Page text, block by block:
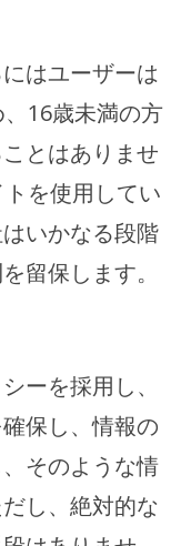
はユーザーは
16歳未満の方
とはありませ
を使用してい
いかなる段階
留保します。
ーを採用し、
保し、情報の
そのような情
し、絶対的な